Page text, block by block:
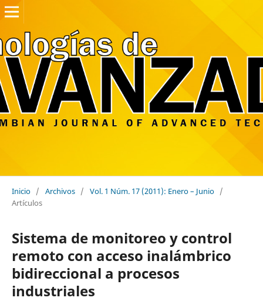
Inicio / Archivos / Vol. 1 Núm. 17 (2011): Enero – Junio /
Artículos
Sistema de monitoreo y control
remoto con acceso inalámbrico
bidireccional a procesos
industriales